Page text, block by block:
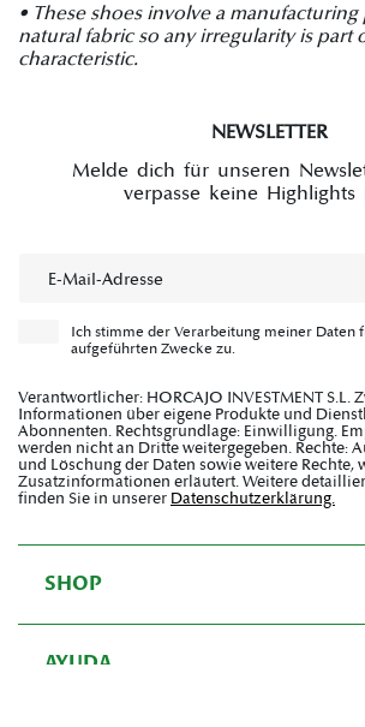
• These shoes involve a manufacturing
natural fabric so any irregularity is part
characteristic.
SHOP
AYUDA
NEWSLETTER
Melde dich für unseren
verpasse keine Highlights
Ich stimme der Verarbeitung meiner Daten
aufgeführten Zwecke zu.
Verantwortlicher: HORCAJO INVESTMENT S.L.
Informationen über eigene Produkte und
Abonnenten. Rechtsgrundlage: Einwilligung.
werden nicht an Dritte weitergegeben. Rechte:
und Löschung der Daten sowie weitere Rechte,
Zusatzinformationen erläutert. Weitere
finden Sie in unserer Datenschutzerklärung.